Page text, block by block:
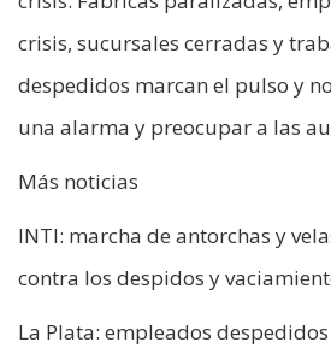
crisis, sucursales cerradas y
despedidos marcan el pulso y
una alarma y preocupar a las
Más noticias
INTI: marcha de antorchas y
contra los despidos y
La Plata: empleados